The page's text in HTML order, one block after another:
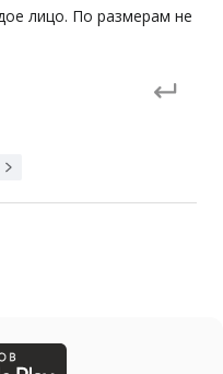
лицо. По размерам не